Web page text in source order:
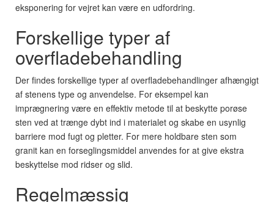
eksponering for vejret kan være en udfordring.
Forskellige typer af
overfladebehandling
Der findes forskellige typer af overfladebehandlinger afhængigt
af stenens type og anvendelse. For eksempel kan
imprægnering være en effektiv metode til at beskytte porøse
sten ved at trænge dybt ind i materialet og skabe en usynlig
barriere mod fugt og pletter. For mere holdbare sten som
granit kan en forseglingsmiddel anvendes for at give ekstra
beskyttelse mod ridser og slid.
Regelmæssig